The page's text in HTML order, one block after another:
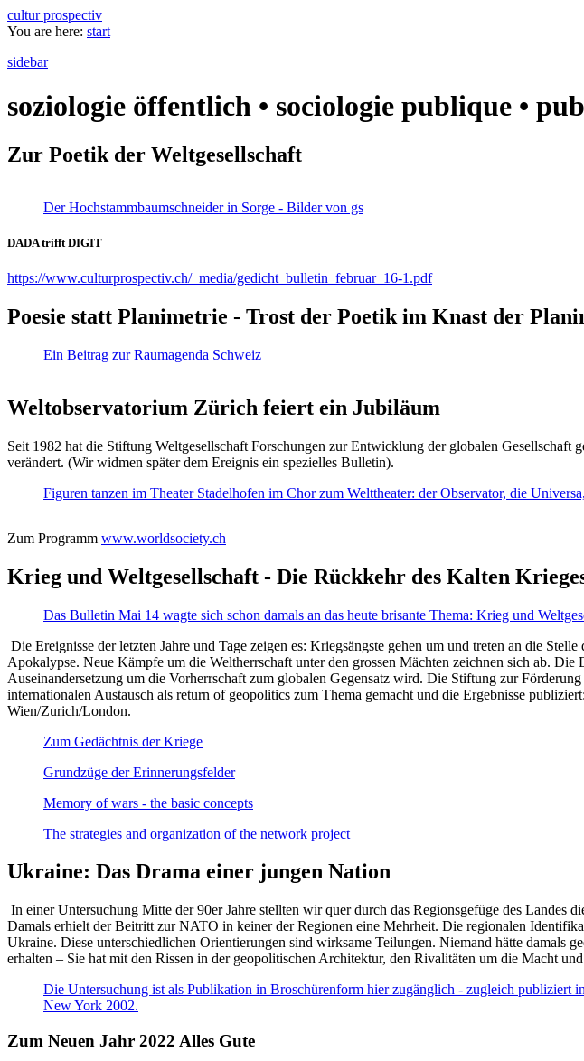
cultur prospectiv
You are here: start
sidebar
soziologie öffentlich • sociologie publique •
Zur Poetik der Weltgesellschaft
Der Hochstammbaumschneider in Sorge - Bilder von gs
DADA trifft DIGIT
https://www.culturprospectiv.ch/_media/gedicht_bulletin_februar_16-1.pdf
Poesie statt Planimetrie - Trost der Poetik im Knast der
Ein Beitrag zur Raumagenda Schweiz
Weltobservatorium Zürich feiert ein Jubiläum
Seit 1982 hat die Stiftung Weltgesellschaft Forschungen zur Entwicklung der globalen
verändert. (Wir widmen später dem Ereignis ein spezielles Bulletin).
Figuren tanzen im Theater Stadelhofen im Chor zum Welttheater: der Observator, die
Zum Programm www.worldsociety.ch
Krieg und Weltgesellschaft - Die Rückkehr des Kalten
Das Bulletin Mai 14 wagte sich schon damals an das heute brisante Thema: Krieg und
Die Ereignisse der letzten Jahre und Tage zeigen es: Kriegsängste gehen um und treten an die
Apokalypse. Neue Kämpfe um die Weltherrschaft unter den grossen Mächten zeichnen sich ab.
Auseinandersetzung um die Vorherrschaft zum globalen Gegensatz wird. Die Stiftung zur
internationalen Austausch als return of geopolitics zum Thema gemacht und die Ergebnisse
Wien/Zurich/London.
Zum Gedächtnis der Kriege
Grundzüge der Erinnerungsfelder
Memory of wars - the basic concepts
The strategies and organization of the network project
Ukraine: Das Drama einer jungen Nation
In einer Untersuchung Mitte der 90er Jahre stellten wir quer durch das Regionsgefüge des Landes
Damals erhielt der Beitritt zur NATO in keiner der Regionen eine Mehrheit. Die regionalen
Ukraine. Diese unterschiedlichen Orientierungen sind wirksame Teilungen. Niemand hätte damals
erhalten – Sie hat mit den Rissen in der geopolitischen Architektur, den Rivalitäten um die Macht
Die Untersuchung ist als Publikation in Broschürenform hier zugänglich - zugleich
New York 2002.
Zum Neuen Jahr 2022 Alles Gute